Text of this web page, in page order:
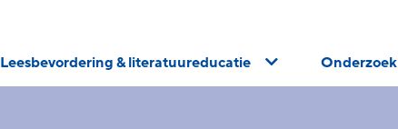
Leesbevordering & literatuureducatie Onderzoek